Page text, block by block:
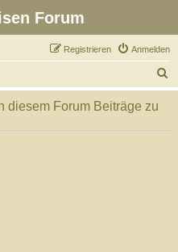
Forum
Anmelden
Registrieren
u
h
diesem Forum Beiträge zu